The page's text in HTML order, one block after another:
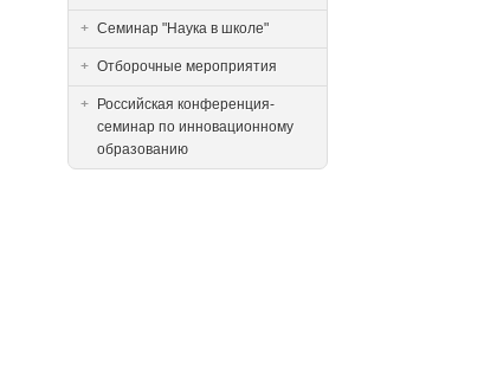
Семинар "Наука в школе"
Отборочные мероприятия
Российская конференция-
семинар по инновационному
образованию